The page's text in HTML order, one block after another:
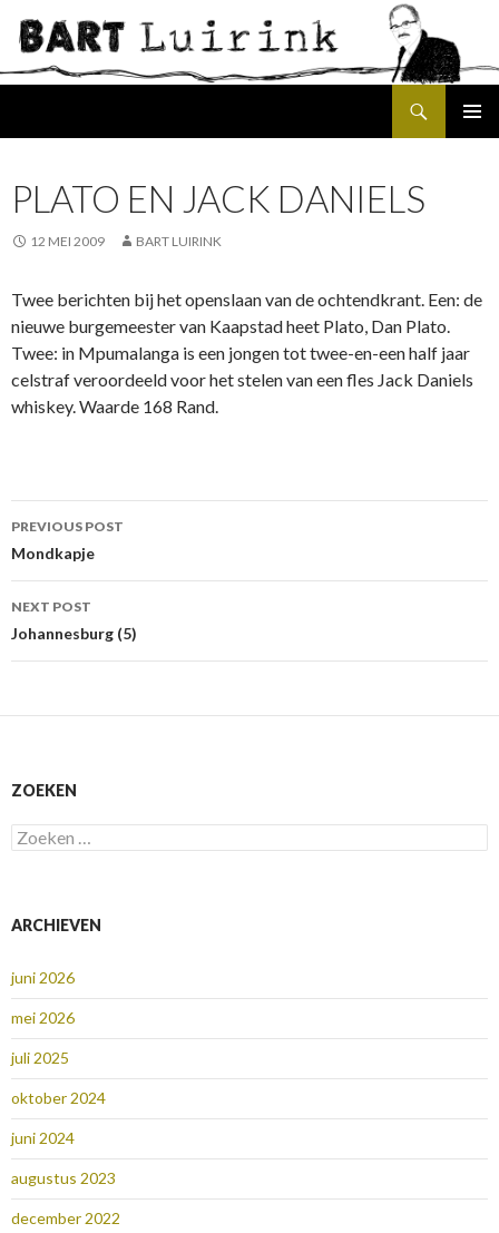
PLATO EN JACK DANIELS
12 MEI 2009 BART LUIRINK
Twee berichten bij het openslaan van de ochtendkrant. Een: de
nieuwe burgemeester van Kaapstad heet Plato, Dan Plato.
Twee: in Mpumalanga is een jongen tot twee-en-een half jaar
celstraf veroordeeld voor het stelen van een fles Jack Daniels
whiskey. Waarde 168 Rand.
Post
navigation
PREVIOUS POST
Mondkapje
NEXT POST
Johannesburg (5)
ZOEKEN
Zoeken
naar:
ARCHIEVEN
juni 2026
mei 2026
juli 2025
oktober 2024
juni 2024
augustus 2023
december 2022